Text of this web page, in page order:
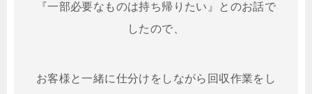
『一部必要なものは持ち帰りたい』とのお話で
したので、
お客様と一緒に仕分けをしながら回収作業をし